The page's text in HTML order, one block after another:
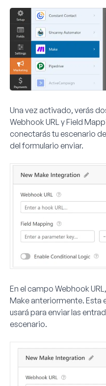
Una vez activado, verás
Webhook URLyField
conectarás tu escenario
del formulario enviar.
En el campo Webhook URL
Make anteriormente. Esta
usará para enviar las
escenario.